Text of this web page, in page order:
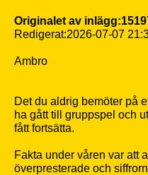
Originalet av
Redigerat:2026-07-07
Ambro
Det du aldrig bemöter på
ha gått till gruppspel och
fått fortsätta.
Fakta under våren var att
överpresterade och